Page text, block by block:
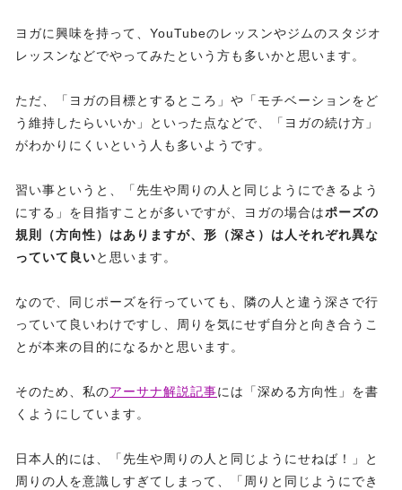
ヨガに興味を持って、YouTubeのレッスンやジムのスタジオ
レッスンなどでやってみたという方も多いかと思います。
ただ、「ヨガの目標とするところ」や「モチベーションをど
う維持したらいいか」といった点などで、「ヨガの続け方」
がわかりにくいという人も多いようです。
習い事というと、「先生や周りの人と同じようにできるよう
にする」を目指すことが多いですが、ヨガの場合はポーズの
規則（方向性）はありますが、形（深さ）は人それぞれ異な
っていて良いと思います。
なので、同じポーズを行っていても、隣の人と違う深さで行
っていて良いわけですし、周りを気にせず自分と向き合うこ
とが本来の目的になるかと思います。
そのため、私のアーサナ解説記事には「深める方向性」を書
くようにしています。
日本人的には、「先生や周りの人と同じようにせねば！」と
周りの人を意識しすぎてしまって、「周りと同じようにでき